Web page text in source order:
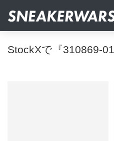
StockXで『310869-